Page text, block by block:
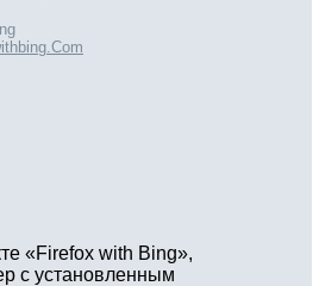
«Firefox with Bing»,
с установленным